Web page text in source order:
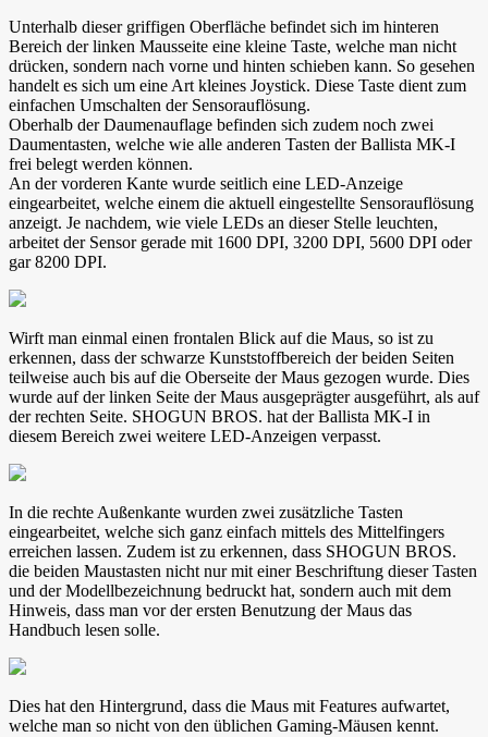
Unterhalb dieser griffigen Oberfläche befindet sich im hinteren
Bereich der linken Mausseite eine kleine Taste, welche man nicht
drücken, sondern nach vorne und hinten schieben kann. So gesehen
handelt es sich um eine Art kleines Joystick. Diese Taste dient zum
einfachen Umschalten der Sensorauflösung.
Oberhalb der Daumenauflage befinden sich zudem noch zwei
Daumentasten, welche wie alle anderen Tasten der Ballista MK-I
frei belegt werden können.
An der vorderen Kante wurde seitlich eine LED-Anzeige
eingearbeitet, welche einem die aktuell eingestellte Sensorauflösung
anzeigt. Je nachdem, wie viele LEDs an dieser Stelle leuchten,
arbeitet der Sensor gerade mit 1600 DPI, 3200 DPI, 5600 DPI oder
gar 8200 DPI.
Wirft man einmal einen frontalen Blick auf die Maus, so ist zu
erkennen, dass der schwarze Kunststoffbereich der beiden Seiten
teilweise auch bis auf die Oberseite der Maus gezogen wurde. Dies
wurde auf der linken Seite der Maus ausgeprägter ausgeführt, als auf
der rechten Seite. SHOGUN BROS. hat der Ballista MK-I in
diesem Bereich zwei weitere LED-Anzeigen verpasst.
In die rechte Außenkante wurden zwei zusätzliche Tasten
eingearbeitet, welche sich ganz einfach mittels des Mittelfingers
erreichen lassen. Zudem ist zu erkennen, dass SHOGUN BROS.
die beiden Maustasten nicht nur mit einer Beschriftung dieser Tasten
und der Modellbezeichnung bedruckt hat, sondern auch mit dem
Hinweis, dass man vor der ersten Benutzung der Maus das
Handbuch lesen solle.
Dies hat den Hintergrund, dass die Maus mit Features aufwartet,
welche man so nicht von den üblichen Gaming-Mäusen kennt.